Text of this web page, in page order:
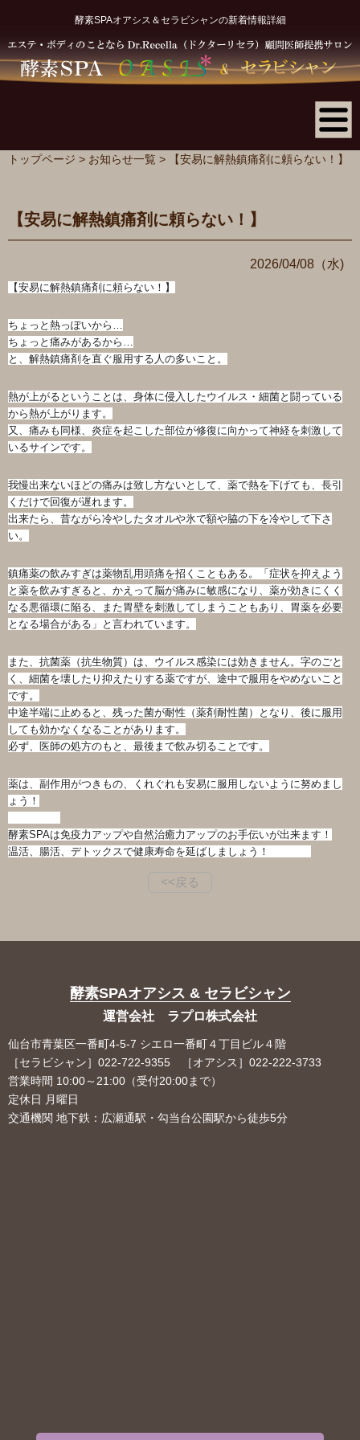
酵素SPAオアシス＆セラビシャンの新着情報詳細
トップページ > お知らせ一覧 > 【安易に解熱鎮痛剤に頼らない！】
【安易に解熱鎮痛剤に頼らない！】
2026/04/08（水)
【安易に解熱鎮痛剤に頼らない！】
ちょっと熱っぽいから…
ちょっと痛みがあるから…
と、解熱鎮痛剤を直ぐ服用する人の多いこと。
熱が上がるということは、身体に侵入したウイルス・ 細菌と闘っている
から熱が上がります。
又、痛みも同様、 炎症を起こした部位が修復に向かって神経を刺激して
いるサインです。
我慢出来ないほどの痛みは致し方ないとして、薬で熱を下げても、 長引
くだけで回復が遅れます。
出来たら、 昔ながら冷やしたタオルや氷で額や脇の下を冷やして下さ
い。
鎮痛薬の飲みすぎは薬物乱用頭痛を招くこともある。「 症状を抑えよう
と薬を飲みすぎると、 かえって脳が痛みに敏感になり、 薬が効きにくく
なる悪循環に陥る、
また胃壁を刺激してしまうこともあり、 胃薬を必要
となる場合がある」と言われています。
また、抗菌薬（抗生物質）は、ウイルス感染には効きません。 字のごと
く、細菌を壊したり抑えたりする薬ですが、 途中で服用をやめないこと
です。
中途半端に止めると、残った菌が耐性（薬剤耐性菌）となり、 後に服用
しても効かなくなることがあります。
必ず、医師の処方のもと、最後まで飲み切ることです。
薬は、副作用がつきもの、
くれぐれも安易に服用しないように努めまし
ょう！
酵素SPAは免疫力アップや自然治癒力アップのお手伝いが出来ま す！
温活、腸活、デトックスで健康寿命を延ばしましょう！
<<戻る
酵素SPAオアシス & セラビシャン
運営会社 ラプロ株式会社
仙台市青葉区一番町4-5-7 シエロ一番町４丁目ビル４階
［セラビシャン］022-722-9355 ［オアシス］022-222-3733
営業時間 10:00～21:00（受付20:00まで）
定休日 月曜日
交通機関 地下鉄：広瀬通駅・勾当台公園駅から徒歩5分